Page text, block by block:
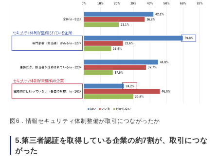
図6．情報セキュリティ体制整備が取引につながったか
5.第三者認証を取得している企業の約7割が、取引につな
がった